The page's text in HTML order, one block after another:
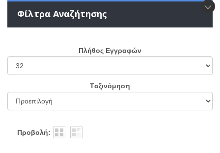
Φίλτρα Αναζήτησης
Πλήθος Εγγραφών
Tαξινόμηση
Προβολή: